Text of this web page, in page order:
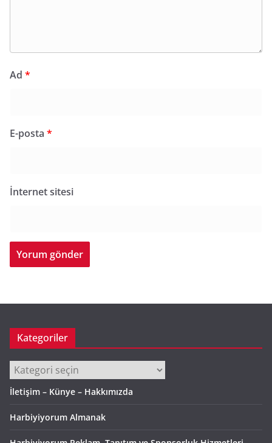
Ad *
E-posta *
İnternet sitesi
Kategoriler
Kategoriler
İletişim – Künye – Hakkımızda
Harbiyiyorum Almanak